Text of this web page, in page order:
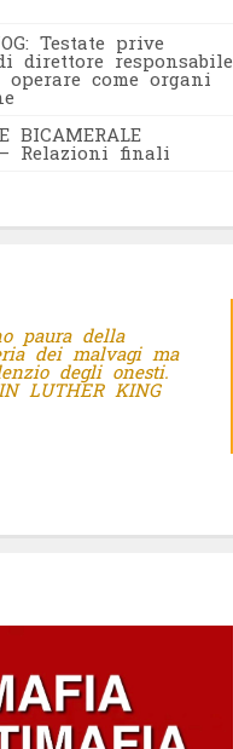
Testate prive
direttore responsabile
operare come organi
BICAMERALE
Relazioni finali
paura della
dei malvagi ma
degli onesti.
LUTHER KING